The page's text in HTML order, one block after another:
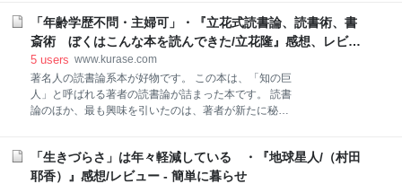
類されてあることよりも「必ずここにある」状態を作
ることが肝心。 書類で何が困るかと言うと、「もしか
したら間違えて捨ててしまったかもしれない」ことな
んで
を使って音声入力をするので、手軽ですしとても簡単です。 iPhoneを使
って音声入力の基本中の基本は、文字入力画面の左側にマイクのマーク
があります。それをタップすればいいんです。 たったそれだけであなた
も今すぐ音声入力を始めることができます。 その他細かいことについて
は、順を追ってステップアップすればいいでしょう。 音声入力はいろん
な方法がありますが、現在私は手軽で精度が良い、iPhoneを経由する方
「年齢学歴不問・主婦可」・『立花式読書論、読書術、書
斎術 ぼくはこんな本を読んできた/立花隆』感想、レビュ
ー - 簡単に暮らせ
5 users www.kurase.com
著名人の読書論系本が好物です。 この本は、「知の巨
人」と呼ばれる著者の読書論が詰まった本です。 読書
論のほか、最も興味を引いたのは、著者が新たに秘書
春文庫) はじめに いわゆる「秘書問題」があります。
この状況の著者はまさに、今回読んだ本には、「秘書
「生きづらさ」は年々軽減している ・『地球星人/（村田
耶香）』感想/レビュー - 簡単に暮らせ